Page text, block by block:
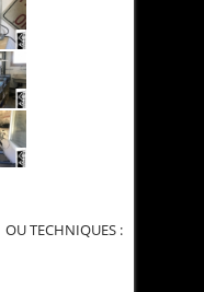
OU TECHNIQUES :